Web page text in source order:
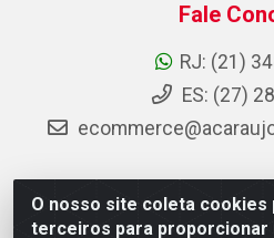
O nosso site coleta cookies
terceiros para proporcionar
Fale
RJ: (21)
ES: (27)
AC Araujo Distribuidora - Rua